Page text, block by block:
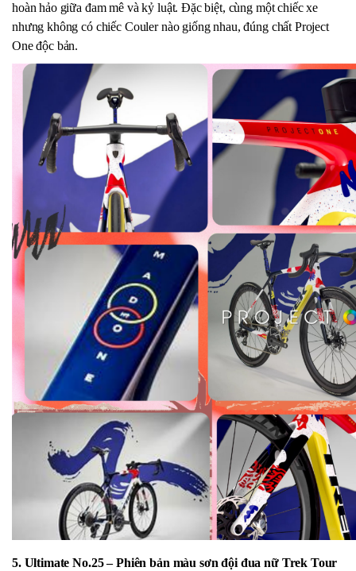
hoàn hảo giữa đam mê và kỷ luật. Đặc biệt, cùng một chiếc xe
nhưng không có chiếc Couler nào giống nhau, đúng chất Project
One độc bản.
5. Ultimate No.25 – Phiên bản màu sơn đội đua nữ Trek Tour